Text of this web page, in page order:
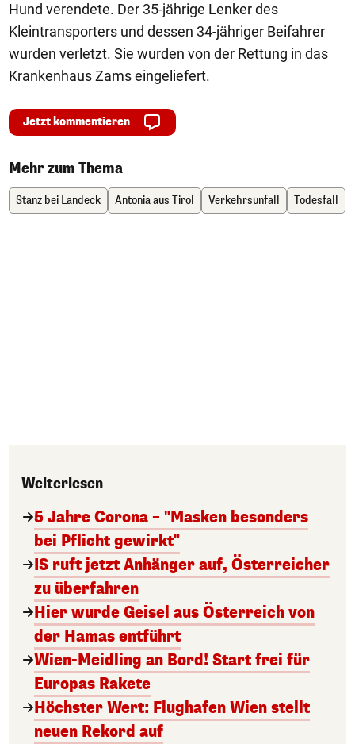
Hund verendete. Der 35-jährige Lenker des
Kleintransporters und dessen 34-jähriger Beifahrer
wurden verletzt. Sie wurden von der Rettung in das
Krankenhaus Zams eingeliefert.
Jetzt kommentieren
Mehr zum Thema
Stanz bei Landeck Antonia aus Tirol Verkehrsunfall Todesfall
Weiterlesen
5 Jahre Corona – "Masken besonders
bei Pflicht gewirkt"
IS ruft jetzt Anhänger auf, Österreicher
zu überfahren
Hier wurde Geisel aus Österreich von
der Hamas entführt
Wien-Meidling an Bord! Start frei für
Europas Rakete
Höchster Wert: Flughafen Wien stellt
neuen Rekord auf